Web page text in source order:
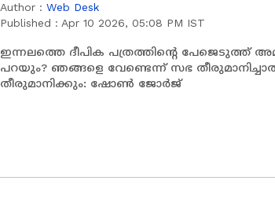
Author : Web Desk
Published : Apr 10 2026, 05:08 PM IST
ഇന്നലത്തെ ദീപിക പത്രത്തിൻ്റെ പേജെടുത്ത്
പറയും? ഞങ്ങളെ വേണ്ടെന്ന് സഭ
തീരുമാനിക്കും: ഷോൺ ജോർജ്